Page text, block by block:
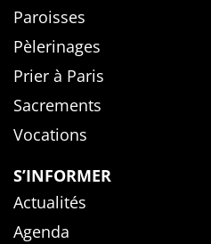
Paroisses
Pèlerinages
Prier à Paris
Sacrements
Vocations
S’INFORMER
Actualités
Agenda